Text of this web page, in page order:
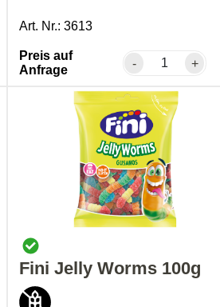
Art. Nr.: 3613
Preis auf
Anfrage
- +
Fini Jelly Worms 100g